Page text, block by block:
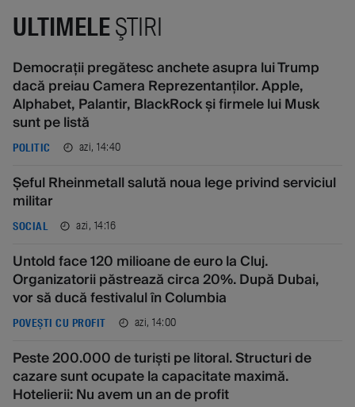
ULTIMELEŞTIRI
Democrații pregătesc anchete asupra lui Trump
dacă preiau Camera Reprezentanților. Apple,
Alphabet, Palantir, BlackRock și firmele lui Musk
sunt pe listă
POLITIC azi, 14:40
Șeful Rheinmetall salută noua lege privind serviciul
militar
SOCIAL azi, 14:16
Untold face 120 milioane de euro la Cluj.
Organizatorii păstrează circa 20%. După Dubai,
vor să ducă festivalul în Columbia
POVEȘTI CU PROFIT azi, 14:00
Peste 200.000 de turiști pe litoral. Structuri de
cazare sunt ocupate la capacitate maximă.
Hotelierii: Nu avem un an de profit